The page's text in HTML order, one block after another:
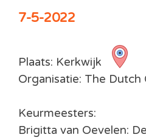
7-5-2022
Plaats: Kerkwijk
Organisatie: The
Keurmeesters:
Brigitta van Oevelen: